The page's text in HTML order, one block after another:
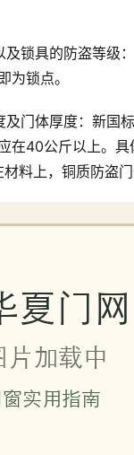
及锁具的防盗等级
为锁点。
及门体厚度：新国
在40公斤以上。
料上，铜质防盗